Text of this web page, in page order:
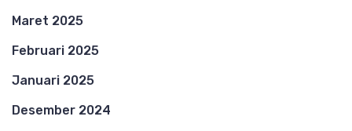
Maret 2025
Februari 2025
Januari 2025
Desember 2024